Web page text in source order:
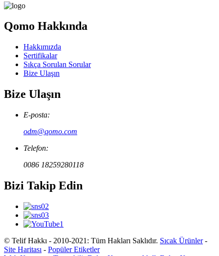
Qomo Hakkında
Hakkımızda
Sertifikalar
Sıkça Sorulan Sorular
Bize Ulaşın
Bize Ulaşın
E-posta:
odm@qomo.com
Telefon:
0086 18259280118
Bizi Takip Edin
© Telif Hakkı - 2010-2021: Tüm Hakları Saklıdır. Sıcak Ürünler-
Site Haritası - Popüler Etiketler